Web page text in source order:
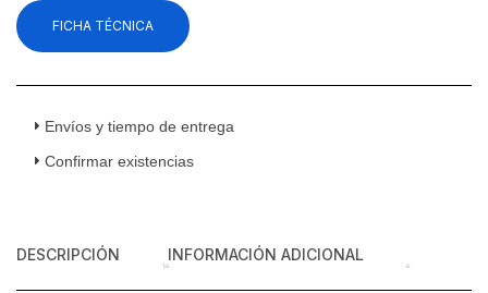
FICHA TÉCNICA
Envíos y tiempo de entrega
Confirmar existencias
DESCRIPCIÓN INFORMACIÓN ADICIONAL